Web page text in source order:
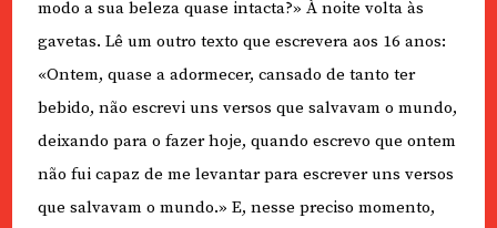
modo a sua beleza quase intacta?» À noite volta às
gavetas. Lê um outro texto que escrevera aos 16 anos:
«Ontem, quase a adormecer, cansado de tanto ter
bebido, não escrevi uns versos que salvavam o mundo,
deixando para o fazer hoje, quando escrevo que ontem
não fui capaz de me levantar para escrever uns versos
que salvavam o mundo.» E, nesse preciso momento,